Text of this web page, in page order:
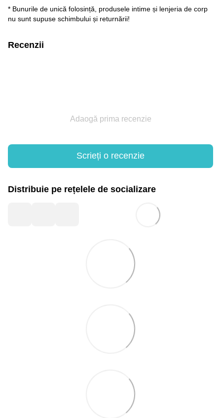
* Bunurile de unică folosință, produsele intime și lenjeria de corp
nu sunt supuse schimbului și returnării!
Recenzii
Adaogă prima recenzie
Scrieți o recenzie
Distribuie pe rețelele de socializare